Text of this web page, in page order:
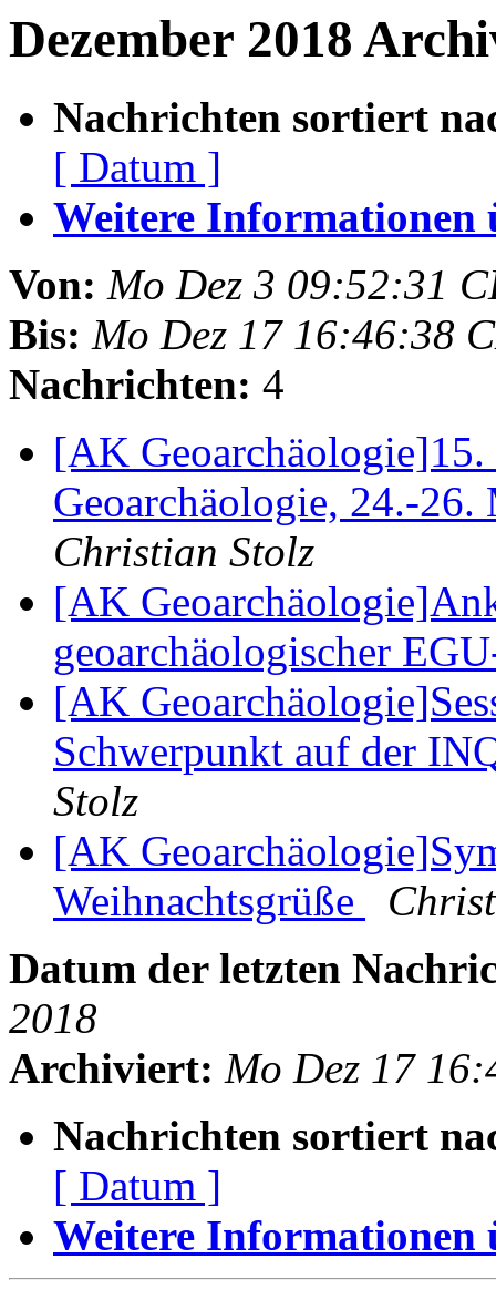
Dezember 2018
Nachrichten sortiert
[ Datum ]
Weitere Informationen
Von: Mo Dez 3 09:52:31
Bis: Mo Dez 17 16:46:38
Nachrichten: 4
[AK Geoarchäologie]15.
Geoarchäologie, 24.-
Christian Stolz
[AK
geoarchäologischer
[AK
Schwerpunkt auf der
Stolz
[AK
Weihnachtsgrüße
Datum der letzten
2018
Archiviert: Mo Dez 17
Nachrichten sortiert
[ Datum ]
Weitere Informationen